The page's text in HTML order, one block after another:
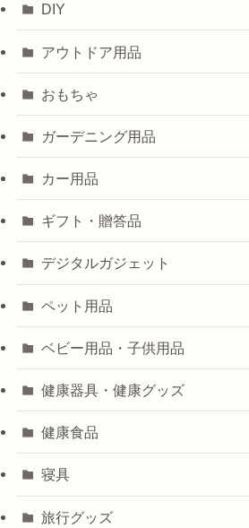
DIY
アウトドア用品
おもちゃ
ガーデニング用品
カー用品
ギフト・贈答品
デジタルガジェット
ペット用品
ベビー用品・子供用品
健康器具・健康グッズ
健康食品
寝具
旅行グッズ